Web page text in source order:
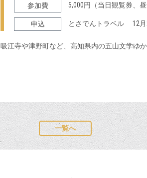
参加費 5,000円（当日観覧券、昼
申込 とさでんトラベル 12月
吸江寺や津野町など、高知県内の五山文学ゆ
一覧へ